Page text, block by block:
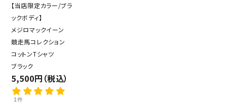
【当店限定カラー/ブラ
ックボディ】
メジロマックイーン
競走馬コレクション
コットンTシャツ
ブラック
5,500円（税込）
1件